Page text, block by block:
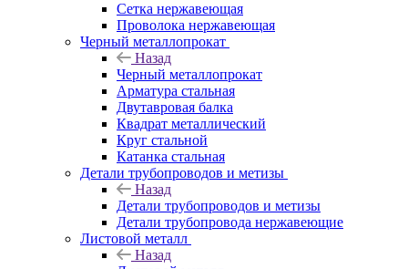
Сетка нержавеющая
Проволока нержавеющая
Черный металлопрокат
Назад
Черный металлопрокат
Арматура стальная
Двутавровая балка
Квадрат металлический
Круг стальной
Катанка стальная
Детали трубопроводов и метизы
Назад
Детали трубопроводов и метизы
Детали трубопровода нержавеющие
Листовой металл
Назад